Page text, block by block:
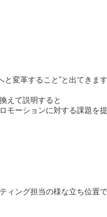
と変革すること”と出てきま
えて説明すると
モーションに対する課題を
ィング担当の様な立ち位置で